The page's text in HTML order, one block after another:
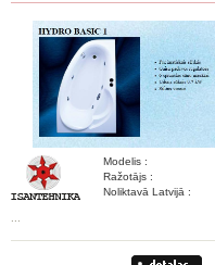
Modelis :
Ražotājs :
Noliktavā Latvijā :